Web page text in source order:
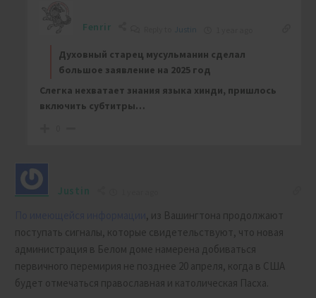
Fenrir Justin
Духовный старец мусульманин сделал
большое заявление на 2025 год
Слегка нехватает знания языка хинди, пришлось
включить субтитры…
Justin
, из Вашингтона продолжают
поступать сигналы, которые свидетельствуют, что новая
администрация в Белом доме намерена добиваться
первичного перемирия не позднее 20 апреля, когда в США
будет отмечаться православная и католическая Пасха.